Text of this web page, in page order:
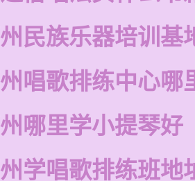
民族乐器培训基
唱歌排练中心哪
哪里学小提琴好
学唱歌排练班地